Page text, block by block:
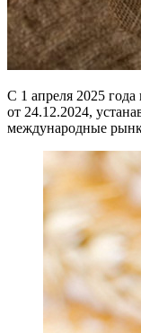
С 1 апреля 2025
от 24.12.2024,
международные